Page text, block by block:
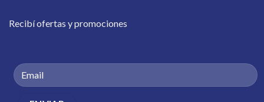
Recibí ofertas y promociones